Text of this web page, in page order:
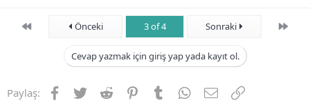
First Önceki 3 of 4 Sonraki Son
Cevap yazmak için giriş yap yada kayıt ol.
Paylaş: Facebook
TwitterReddit PinterestTumblrWhatsApp
E-postaLink